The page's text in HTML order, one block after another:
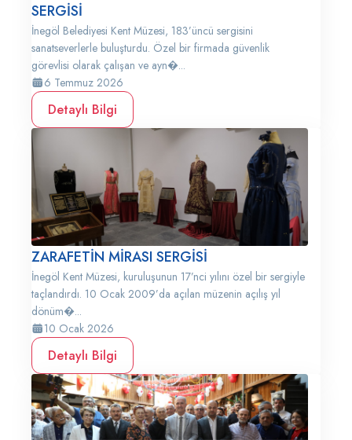
SERGİSİ
İnegöl Belediyesi Kent Müzesi, 183’üncü sergisini
sanatseverlerle buluşturdu. Özel bir firmada güvenlik
görevlisi olarak çalışan ve ayn�...
6 Temmuz 2026
Detaylı Bilgi
ZARAFETİN MİRASI SERGİSİ
İnegöl Kent Müzesi, kuruluşunun 17’nci yılını özel bir sergiyle
taçlandırdı. 10 Ocak 2009’da açılan müzenin açılış yıl
dönüm�...
10 Ocak 2026
Detaylı Bilgi